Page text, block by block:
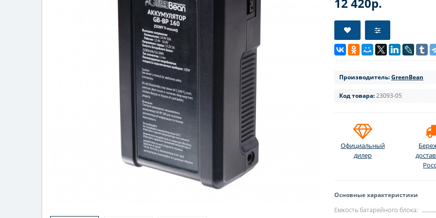
Производитель:GreenBean
Код товара:23093-05
Официальный
дилер
Основные характеристики
Емкость батарейного блока: